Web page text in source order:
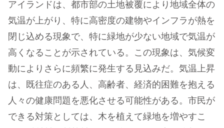
アイランドは、都市部の土地被覆により地域全体の
気温が上がり、特に高密度の建物やインフラが熱を
閉じ込める現象で、特に緑地が少ない地域で気温が
高くなることが示されている。この現象は、気候変
動によりさらに頻繁に発生する見込みだ。気温上昇
は、既往症のある人、高齢者、経済的困難を抱える
人々の健康問題を悪化させる可能性がある。市民が
できる対策としては、木を植えて緑地を増やすこ